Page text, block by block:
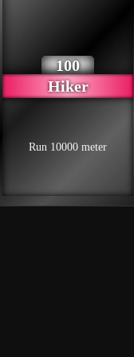
Peter Parker100
Hiker
Run 10000 meter